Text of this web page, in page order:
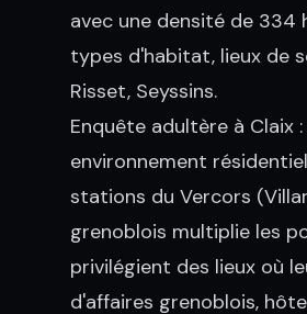
avec une densité de 334
types d'habitat, lieux de
Risset, Seyssins.
Enquête adultère à Claix
environnement
stations du Vercors
grenoblois multiplie les
privilégient des lieux où
d'affaires grenoblois,